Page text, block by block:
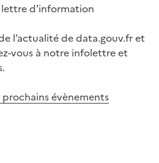
d'information
l’actualité de data.gouv.fr et
vous à notre infolettre et
prochains évènements